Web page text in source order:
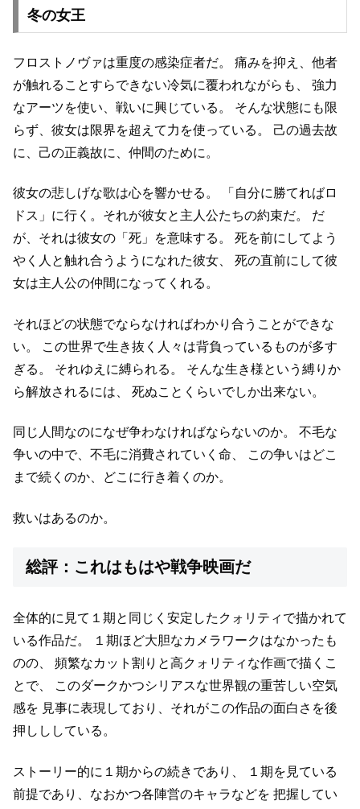
冬の女王
フロストノヴァは重度の感染症者だ。
痛みを抑え、他者
が触れることすらできない冷気に覆われながらも、
強力
なアーツを使い、戦いに興じている。
そんな状態にも限
らず、彼女は限界を超えて力を使っている。
己の過去故
に、己の正義故に、仲間のために。
彼女の悲しげな歌は心を響かせる。
「自分に勝てればロ
ドス」に行く。それが彼女と主人公たちの約束だ。
だ
が、それは彼女の「死」を意味する。
死を前にしてよう
やく人と触れ合うようになれた彼女、
死の直前にして彼
女は主人公の仲間になってくれる。
それほどの状態でならなければわかり合うことができな
い。
この世界で生き抜く人々は背負っているものが多す
ぎる。
それゆえに縛られる。
そんな生き様という縛りか
ら解放されるには、
死ぬことくらいでしか出来ない。
同じ人間なのになぜ争わなければならないのか。
不毛な
争いの中で、不毛に消費されていく命、
この争いはどこ
まで続くのか、どこに行き着くのか。
救いはあるのか。
総評：これはもはや戦争映画だ
全体的に見て１期と同じく安定したクォリティで描かれて
いる作品だ。
１期ほど大胆なカメラワークはなかったも
のの、
頻繁なカット割りと高クォリティな作画で描くこ
とで、
このダークかつシリアスな世界観の重苦しい空気
感を 見事に表現しており、それがこの作品の面白さを後
押しししている。
ストーリー的に１期からの続きであり、
１期を見ている
前提であり、なおかつ各陣営のキャラなどを 把握してい